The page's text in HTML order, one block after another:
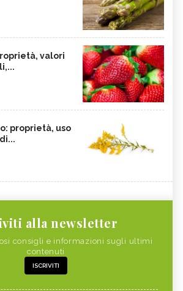
valori
proprietà, uso
alla newsletter
consigli e informazioni sugli ultimi
contenuti
ISCRIVITI